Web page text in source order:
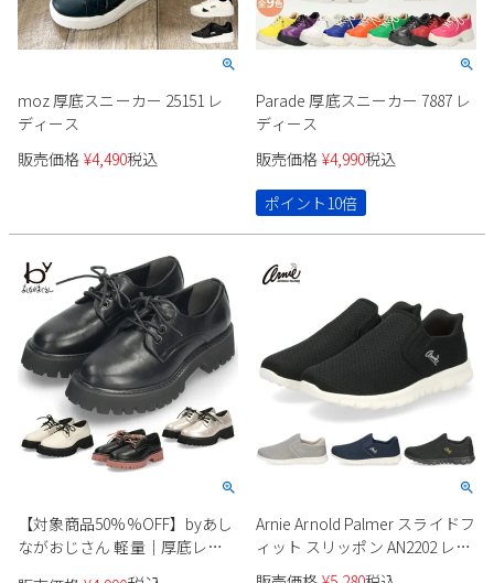
moz 厚底スニーカー 25151 レ
ディース
販売価格 ¥4,490税込
Parade 厚底スニーカー 7887 レ
ディース
販売価格 ¥4,990税込
ポイント10倍
【対象商品50%%OFF】byあし
ながおじさん 軽量｜厚底レー
Arnie Arnold Palmer スライドフ
ィット スリッポン AN2202 レデ
ィース